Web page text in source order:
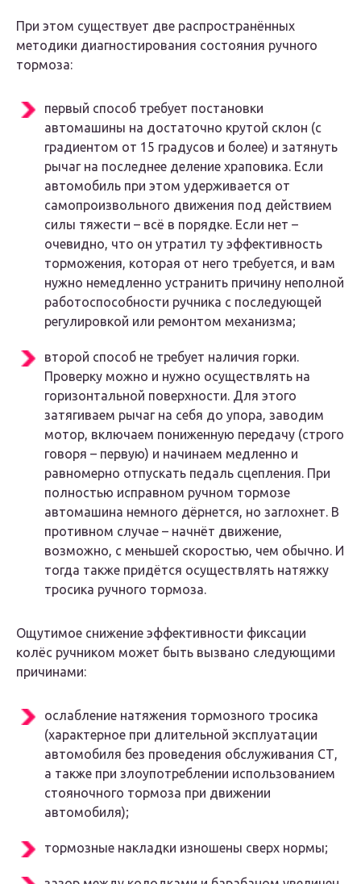
При этом существует две распространённых
методики диагностирования состояния ручного
тормоза:
первый способ требует постановки
автомашины на достаточно крутой склон (с
градиентом от 15 градусов и более) и затянуть
рычаг на последнее деление храповика. Если
автомобиль при этом удерживается от
самопроизвольного движения под действием
силы тяжести – всё в порядке. Если нет –
очевидно, что он утратил ту эффективность
торможения, которая от него требуется, и вам
нужно немедленно устранить причину неполной
работоспособности ручника с последующей
регулировкой или ремонтом механизма;
второй способ не требует наличия горки.
Проверку можно и нужно осуществлять на
горизонтальной поверхности. Для этого
затягиваем рычаг на себя до упора, заводим
мотор, включаем пониженную передачу (строго
говоря – первую) и начинаем медленно и
равномерно отпускать педаль сцепления. При
полностью исправном ручном тормозе
автомашина немного дёрнется, но заглохнет. В
противном случае – начнёт движение,
возможно, с меньшей скоростью, чем обычно. И
тогда также придётся осуществлять натяжку
тросика ручного тормоза.
Ощутимое снижение эффективности фиксации
колёс ручником может быть вызвано следующими
причинами:
ослабление натяжения тормозного тросика
(характерное при длительной эксплуатации
автомобиля без проведения обслуживания СТ,
а также при злоупотреблении использованием
стояночного тормоза при движении
автомобиля);
тормозные накладки изношены сверх нормы;